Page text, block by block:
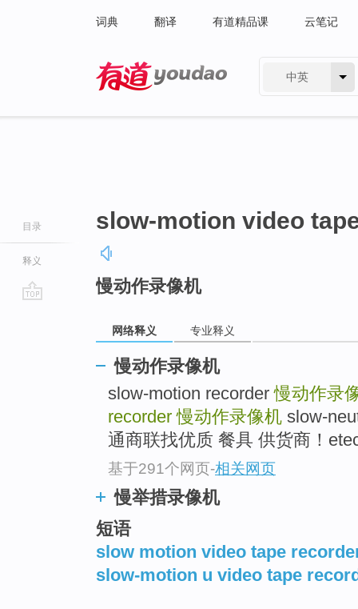
词典 翻译 有道精品课 云笔记
中英
目录
释义
slow-motion video
慢动作录像机
网络释义 专业释义
慢动作录像机
slow-motion recorder慢动作录
recorder慢动作录像机 slow-
通商联找优质 餐具 供货商！
基于291个网页-相关网页
慢举措录像机
短语
slow motion video tape
slow-motion u video tape